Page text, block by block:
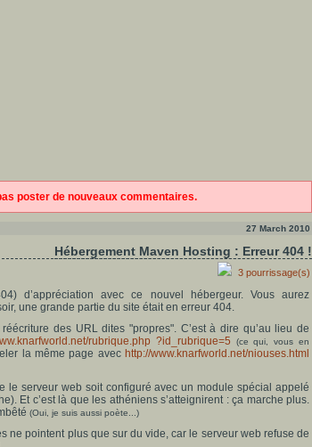
poster de nouveaux commentaires.
27 March 2010
Hébergement Maven Hosting : Erreur 404 !
3 pourrissage(s)
d’appréciation avec ce nouvel hébergeur. Vous aurez
une grande partie du site était en erreur 404.
des URL dites "propres". C’est à dire qu’au lieu de
rubrique.php ?id_rubrique=5
(ce qui, vous en
la même page avec http://www.knarfworld.net/niouses.html
le serveur web soit configuré avec un module spécial appelé
Et c’est là que les athéniens s’atteignirent : ça marche plus.
(Oui, je suis aussi poète...)
ne pointent plus que sur du vide, car le serveur web refuse de